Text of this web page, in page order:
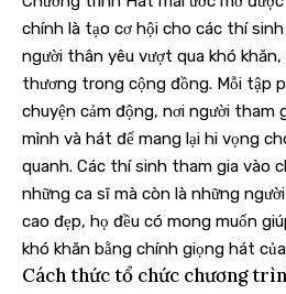
chính là tạo cơ hội cho các thí
người thân yêu vượt qua khó
thương trong cộng đồng. Mỗi tập
chuyện cảm động, nơi người tham
mình và hát để mang lại hi vọng
quanh. Các thí sinh tham gia vào
những ca sĩ mà còn là những
cao đẹp, họ đều có mong muốn
khó khăn bằng chính giọng hát
Cách thức tổ chức chương